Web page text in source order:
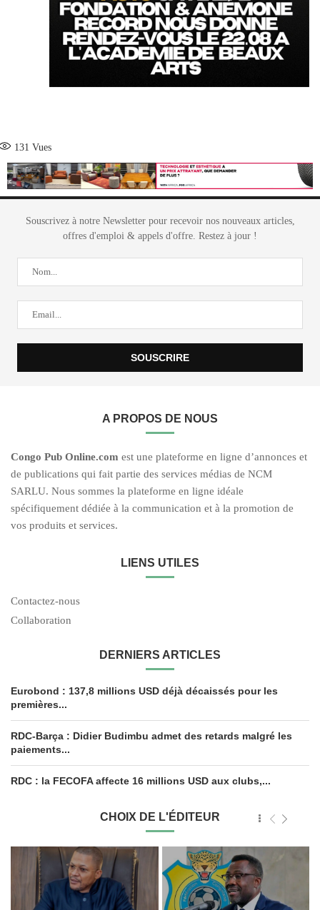
131 Vues
Souscrivez à notre Newsletter pour recevoir nos nouveaux articles,
offres d'emploi & appels d'offre. Restez à jour !
A PROPOS DE NOUS
Congo Pub Online.com est une plateforme en ligne d’annonces et
de publications qui fait partie des services médias de NCM
SARLU. Nous sommes la plateforme en ligne idéale
spécifiquement dédiée à la communication et à la promotion de
vos produits et services.
LIENS UTILES
Contactez-nous
Collaboration
DERNIERS ARTICLES
Eurobond : 137,8 millions USD déjà décaissés pour les
premières...
RDC-Barça : Didier Budimbu admet des retards malgré les
paiements...
RDC : la FECOFA affecte 16 millions USD aux clubs,...
CHOIX DE L'ÉDITEUR